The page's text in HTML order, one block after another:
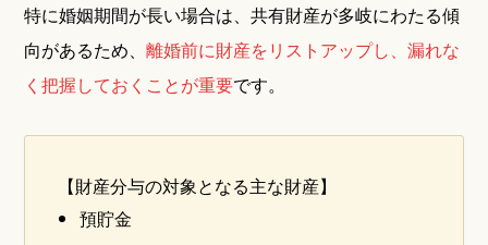
特に婚姻期間が長い場合は、共有財産が多岐にわたる傾
向があるため、離婚前に財産をリストアップし、漏れな
く把握しておくことが重要です。
【財産分与の対象となる主な財産】
預貯金